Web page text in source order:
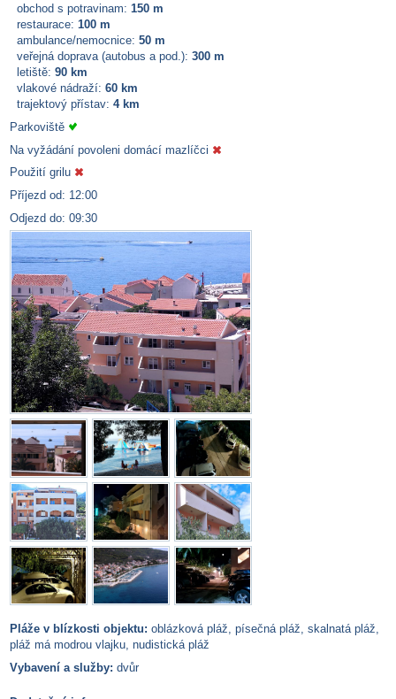
obchod s potravinam: 150 m
restaurace: 100 m
ambulance/nemocnice: 50 m
veřejná doprava (autobus a pod.): 300 m
letiště: 90 km
vlakové nádraží: 60 km
trajektový přístav: 4 km
Parkoviště
Na vyžádání povoleni domácí mazlíčci
Použití grilu
Příjezd od: 12:00
Odjezd do: 09:30
Pláže v blízkosti objektu: oblázková pláž, písečná pláž, skalnatá pláž,
pláž má modrou vlajku, nudistická pláž
Vybavení a služby: dvůr